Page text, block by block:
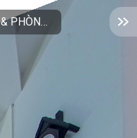
CỬA RA VÀO & PHÒNG KHÁCH